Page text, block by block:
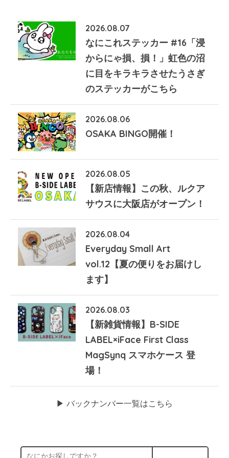
2026.08.07
なにこれステッカー #16「浸
からにゃ損、損！」虹色の沼
に目をキラキラさせたうさぎ
のステッカーがこちら
2026.08.06
OSAKA BINGO開催！
2026.08.05
【新店情報】この秋、ルクア
サウスに大阪店がオープン！
2026.08.04
Everyday Small Art
vol.12【夏の便りをお届けし
ます】
2026.08.03
【新雑貨情報】B-SIDE
LABEL×iFace First Class
MagSynq スマホケース 登
場！
▶︎ バックナンバー一覧はこちら